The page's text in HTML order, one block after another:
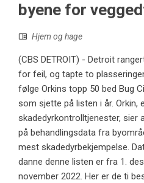
byene for
Hjem og hage
(CBS DETROIT) - Detroit
for feil, og tapte to
følge Orkins topp 50 bed Bug
som sjette på listen i år. Orkin,
skadedyrkontrolltjenester, sier
på behandlingsdata fra
mest skadedyrbekjempelse.
danne denne listen er fra 1.
november 2022. Her er de ti